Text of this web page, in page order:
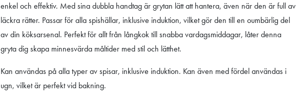
enkel och effektiv. Med sina dubbla handtag är grytan lätt att hantera, även när den är full av
läckra rätter. Passar för alla spishällar, inklusive induktion, vilket gör den till en oumbärlig del
av din köksarsenal. Perfekt för allt från långkok till snabba vardagsmiddagar, låter denna
gryta dig skapa minnesvärda måltider med stil och lätthet.
Kan användas på alla typer av spisar, inklusive induktion. Kan även med fördel användas i
ugn, vilket är perfekt vid bakning.